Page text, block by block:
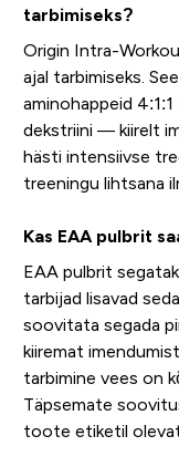
tarbimiseks?
Origin Intra-
ajal tarbimiseks.
aminohappeid
dekstriini — kiirelt
hästi intensiivse
treeningu lihtsana
Kas EAA pulbrit
EAA pulbrit
tarbijad lisavad
soovitata segada
kiiremat
tarbimine vees on
Täpsemate
toote etiketil